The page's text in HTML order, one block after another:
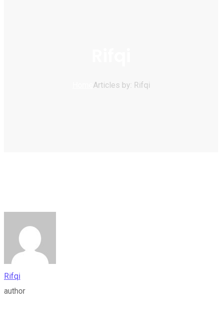
Articles by: Rifqi
Rifqi
author